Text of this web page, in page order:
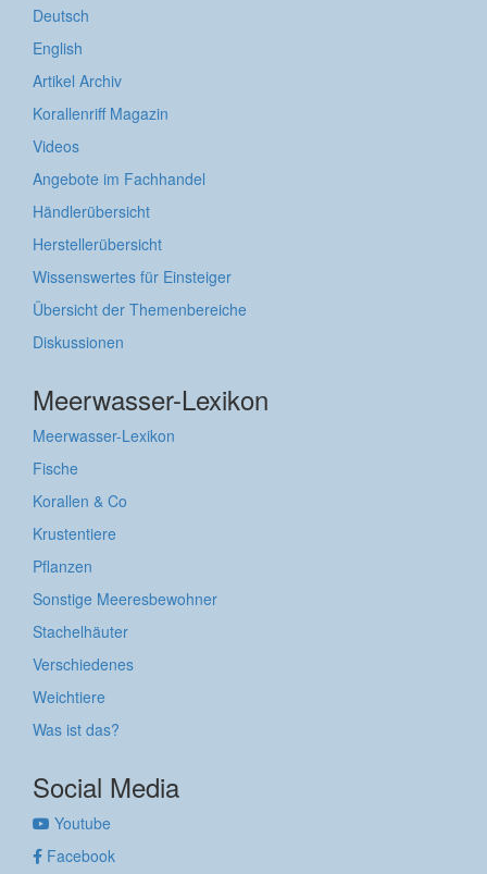
Deutsch
English
Artikel Archiv
Korallenriff Magazin
Videos
Angebote im Fachhandel
Händlerübersicht
Herstellerübersicht
Wissenswertes für Einsteiger
Übersicht der Themenbereiche
Diskussionen
Meerwasser-Lexikon
Meerwasser-Lexikon
Fische
Korallen & Co
Krustentiere
Pflanzen
Sonstige Meeresbewohner
Stachelhäuter
Verschiedenes
Weichtiere
Was ist das?
Social Media
Youtube
Facebook